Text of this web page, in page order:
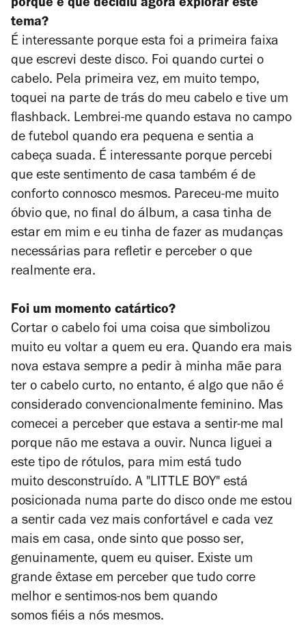
porque é que decidiu agora explorar este
tema?
É interessante porque esta foi a primeira faixa
que escrevi deste disco. Foi quando curtei o
cabelo. Pela primeira vez, em muito tempo,
toquei na parte de trás do meu cabelo e tive um
flashback. Lembrei-me quando estava no campo
de futebol quando era pequena e sentia a
cabeça suada. É interessante porque percebi
que este sentimento de casa também é de
conforto connosco mesmos. Pareceu-me muito
óbvio que, no final do álbum, a casa tinha de
estar em mim e eu tinha de fazer as mudanças
necessárias para refletir e perceber o que
realmente era.
Foi um momento catártico?
Cortar o cabelo foi uma coisa que simbolizou
muito eu voltar a quem eu era. Quando era mais
nova estava sempre a pedir à minha mãe para
ter o cabelo curto, no entanto, é algo que não é
considerado convencionalmente feminino. Mas
comecei a perceber que estava a sentir-me mal
porque não me estava a ouvir. Nunca liguei a
este tipo de rótulos, para mim está tudo
muito desconstruído. A "LITTLE BOY" está
posicionada numa parte do disco onde me estou
a sentir cada vez mais confortável e cada vez
mais em casa, onde sinto que posso ser,
genuinamente, quem eu quiser. Existe um
grande êxtase em perceber que tudo corre
melhor e sentimos-nos bem quando
somos fiéis a nós mesmos.